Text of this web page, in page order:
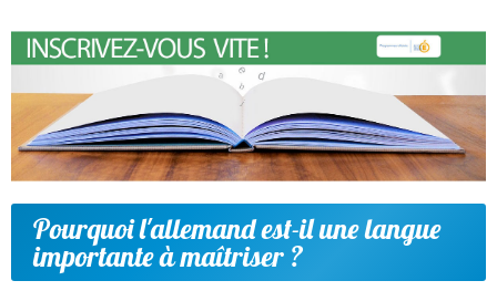
Pourquoi l'allemand est-il une langue
importante à maîtriser ?